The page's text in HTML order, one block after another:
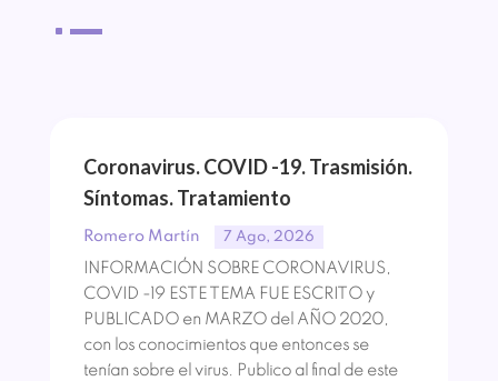
^
Coronavirus. COVID -19. Trasmisión.
Síntomas. Tratamiento
Romero Martín 7 Ago, 2026
INFORMACIÓN SOBRE CORONAVIRUS,
COVID -19 ESTE TEMA FUE ESCRITO y
PUBLICADO en MARZO del AÑO 2020,
con los conocimientos que entonces se
tenían sobre el virus. Publico al final de este